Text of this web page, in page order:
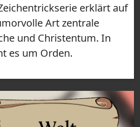
erklärt auf
Art zentrale
und Christentum. In
es um Orden.